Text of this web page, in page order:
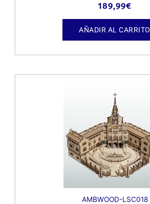
189,99€
AÑADIR AL CARRITO
AMBWOOD-LSC018